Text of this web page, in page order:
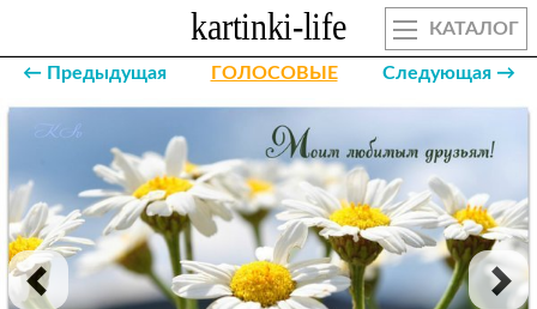
КАТАЛОГ
← Предыдущая ГОЛОСОВЫЕ Следующая →